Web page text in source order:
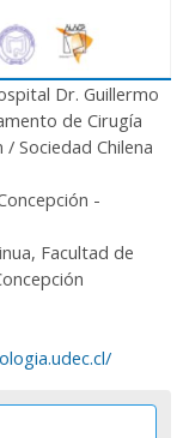
Dr. Guillermo
de Cirugía
Sociedad Chilena
-
Facultad de